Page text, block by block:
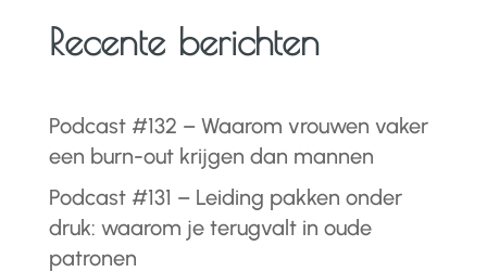
Recente berichten
Podcast #132 – Waarom vrouwen vaker
een burn-out krijgen dan mannen
Podcast #131 – Leiding pakken onder
druk: waarom je terugvalt in oude
patronen